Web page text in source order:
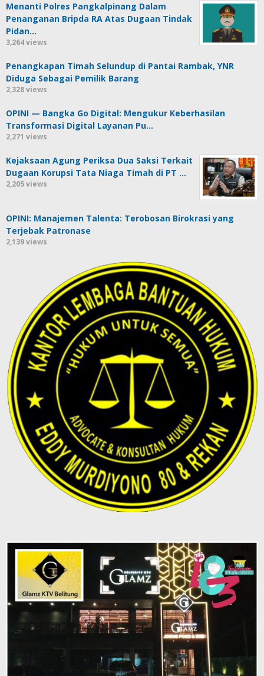
Menanti Polres Pangkalpinang Dalam
Penanganan Bripda RA Atas Dugaan Tindak
Pidan…
3,264 views
Penangkapan Timah Selundup di Pantai Rambak, YNR
Diduga Sebagai Pemilik Barang
2,328 views
OPINI — Bangka Go Digital: Mengukur Keberhasilan
Transformasi Digital Layanan Pu…
2,271 views
Kejaksaan Agung Periksa Dua Saksi Terkait
Dugaan Korupsi Tata Niaga Timah di PT …
2,205 views
OPINI: Manajemen Talenta: Terobosan Birokrasi yang
Terjebak Patronase
2,139 views